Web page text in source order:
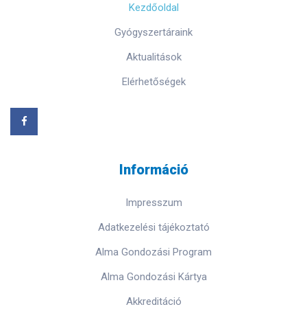
Kezdőoldal
Gyógyszertáraink
Aktualitások
Elérhetőségek
Információ
Impresszum
Adatkezelési tájékoztató
Alma Gondozási Program
Alma Gondozási Kártya
Akkreditáció